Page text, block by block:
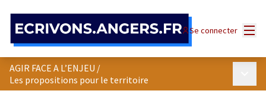
Se connecter
AGIR FACE A L’ENJEU /
Les propositions pour le territoire